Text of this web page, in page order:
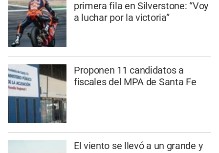
primera fila en Silverstone: “Voy
a luchar por la victoria”
Proponen 11 candidatos a
fiscales del MPA de Santa Fe
El viento se llevó a un grande y